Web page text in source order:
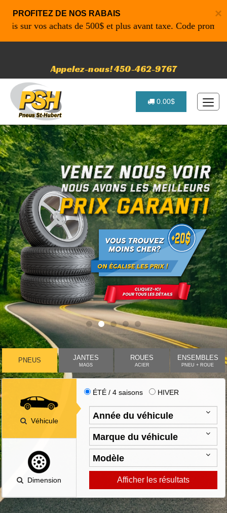
×
PROFITEZ DE NOS RABAIS
vos achats de 500$ et plus avant taxe. Code promo:
Appelez-nous! 450-462-9767
0.00$
PNEUS JANTES
MAGS
ROUES
ACIER
ENSEMBLES
PNEU + ROUE
Véhicule
Dimension
ÉTÉ / 4 saisons HIVER
Afficher les résultats